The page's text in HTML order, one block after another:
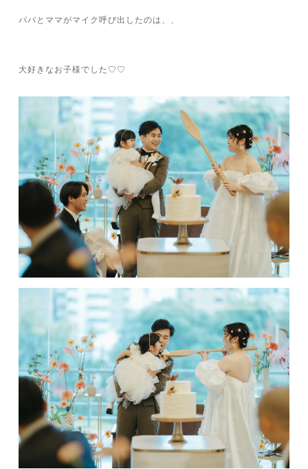
パパとママがマイク呼び出したのは、、
大好きなお子様でした♡♡